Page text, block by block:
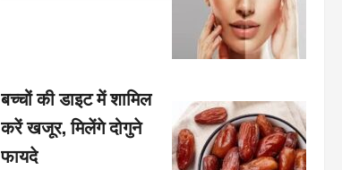
बच्चों की डाइट में शामिल
करें खजूर, मिलेंगे दोगुने
फायदे